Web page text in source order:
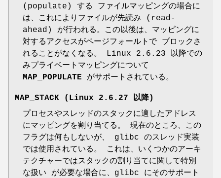
(populate) する ファイルマッピングの場合に
は、これによりファイルが先読み (read-
ahead) が行われる。この以後は、マッピングに
対するアクセスがページフォールトで ブロックさ
れることがなくなる。 Linux 2.6.23 以降での
みプライベートマッピングについて
MAP_POPULATE がサポートされている。
MAP_STACK (Linux 2.6.27 以降)
プロセスやスレッドのスタックに適したアドレス
にマッピングを割り当てる。 現在のところ、この
フラグは何もしないが、 glibc のスレッド実装
では使用されている。 これは、いくつかのアーキ
テクチャーではスタックの割り当てに関して特別
な扱い が必要な場合に、glibc にそのサポート